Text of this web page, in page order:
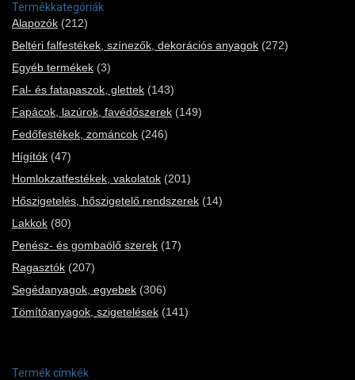
Termékkategóriák
Alapozók (212)
Beltéri falfestékek, színezők, dekorációs anyagok (272)
Egyéb termékek (3)
Fal- és fatapaszok, glettek (143)
Fapácok, lazúrok, favédőszerek (149)
Fedőfestékek, zománcok (246)
Hígítók (47)
Homlokzatfestékek, vakolatok (201)
Hőszigetelés, hőszigetelő rendszerek (14)
Lakkok (80)
Penész- és gombaölő szerek (17)
Ragasztók (207)
Segédanyagok, egyebek (306)
Tömítőanyagok, szigetelések (141)
Termék címkék